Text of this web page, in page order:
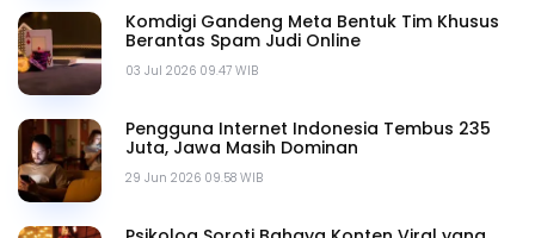
03 Jul 2026 09.47 WIB
Komdigi Gandeng Meta Bentuk Tim Khusus
Berantas Spam Judi Online
29 Jun 2026 09.58 WIB
Pengguna Internet Indonesia Tembus 235
Juta, Jawa Masih Dominan